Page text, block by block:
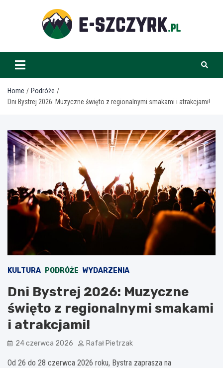
e-szczyrk.pl
Home
Podróże
Dni Bystrej 2026: Muzyczne święto z regionalnymi smakami i atrakcjami!
KULTURA PODRÓŻE WYDARZENIA
Dni Bystrej 2026: Muzyczne
święto z regionalnymi smakami
i atrakcjami!
24 czerwca 2026 Rafał Pietrzak
Od 26 do 28 czerwca 2026 roku, Bystra zaprasza na